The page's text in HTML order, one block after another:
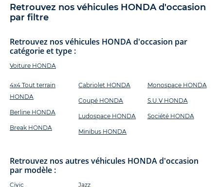
Retrouvez nos véhicules HONDA d'occasion
par filtre
Retrouvez nos véhicules HONDA d'occasion par
catégorie et type :
Voiture HONDA
4x4 Tout terrain
HONDA
Berline HONDA
Break HONDA
Cabriolet HONDA
Coupé HONDA
Ludospace HONDA
Minibus HONDA
Monospace HONDA
S.U.V HONDA
Société HONDA
Retrouvez nos autres véhicules HONDA d'occasion
par modèle :
Civic Jazz